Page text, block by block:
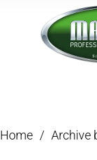
Home / Archive